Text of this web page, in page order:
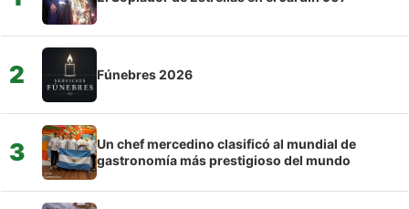
2 Fúnebres 2026
3
Un chef mercedino clasificó al mundial de
gastronomía más prestigioso del mundo